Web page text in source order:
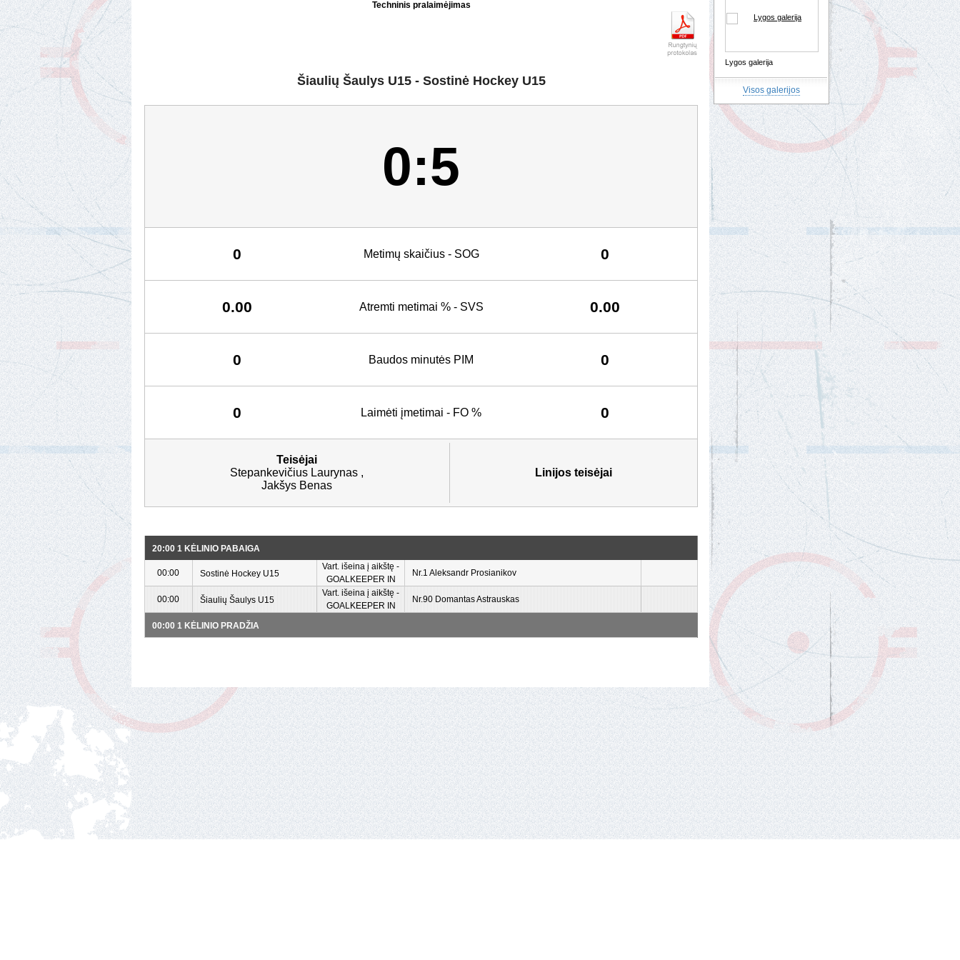
Techninis pralaimėjimas
Šiaulių Šaulys U15 - Sostinė Hockey U15
0:5
0 Metimų skaičius - SOG 0
0.00 Atremti metimai % - SVS 0.00
0 Baudos minutės PIM 0
0 Laimėti įmetimai - FO % 0
Teisėjai
Stepankevičius Laurynas ,
Jakšys Benas
Linijos teisėjai
20:00 1 KĖLINIO PABAIGA
00:00 Sostinė Hockey U15
Vart. išeina į aikštę -
GOALKEEPER IN
Nr.1 Aleksandr Prosianikov
00:00 Šiaulių Šaulys U15
Vart. išeina į aikštę -
GOALKEEPER IN
Nr.90 Domantas Astrauskas
00:00 1 KĖLINIO PRADŽIA
Lygos galerija
Visos galerijos